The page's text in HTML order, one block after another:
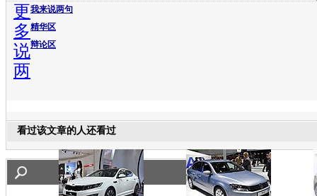
我来说两句
精华区
辩论区
更
多
说
两
看过该文章的人还看过